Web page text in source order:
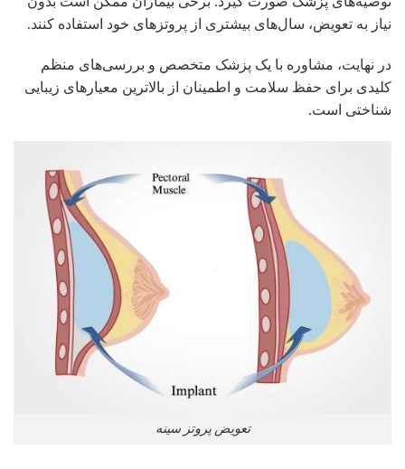
نیاز به تعویض، سال‌های بیشتری از پروتزهای خود استفاده کنند.
در نهایت، مشاوره با یک پزشک متخصص و بررسی‌های منظم
کلیدی برای حفظ سلامت و اطمینان از بالاترین معیارهای زیبایی
شناختی است.
تعویض پروتز سینه